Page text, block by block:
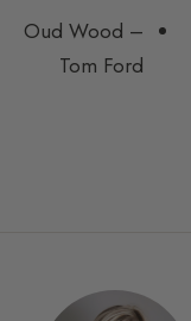
Oud Wood –
Tom Ford